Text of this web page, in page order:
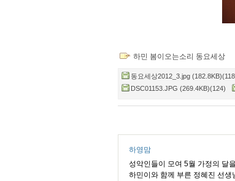
하민 봄이오는소리 동요세상
동요세상2012_3.jpg
DSC01153.JPG (269.4KB)(124)
하영맘
성악인들이 모여 5월 가정의 달
하민이와 함께 부른 정혜진 선